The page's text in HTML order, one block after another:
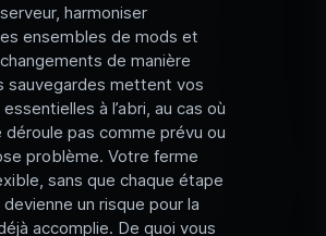
harmoniser
ensembles de mods et
de manière
sauvegardes mettent vos
à l’abri, au cas où
pas comme prévu ou
problème. Votre ferme
sans que chaque étape
un risque pour la
accomplie. De quoi vous